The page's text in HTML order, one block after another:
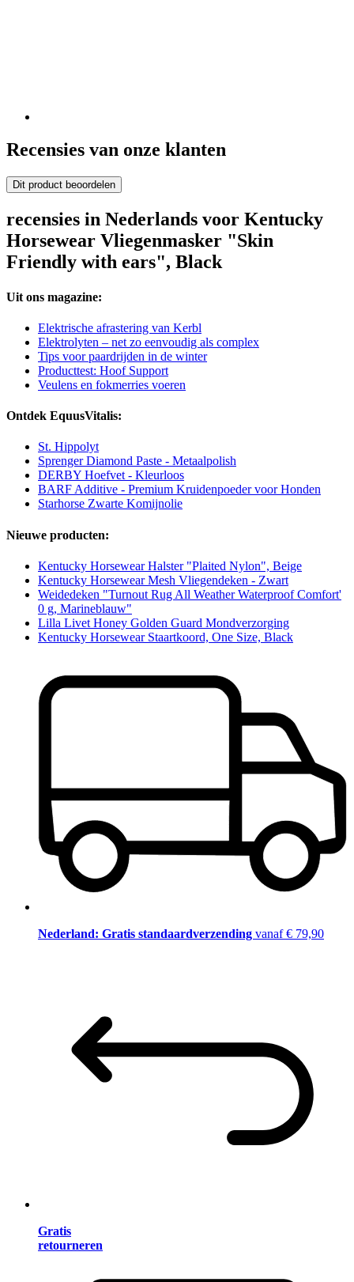
Recensies van onze klanten
Dit product beoordelen
recensies in Nederlands voor Kentucky
Horsewear Vliegenmasker "Skin
Friendly with ears", Black
Uit ons magazine:
Elektrische afrastering van Kerbl
Elektrolyten – net zo eenvoudig als complex
Tips voor paardrijden in de winter
Producttest: Hoof Support
Veulens en fokmerries voeren
Ontdek EquusVitalis:
St. Hippolyt
Sprenger Diamond Paste - Metaalpolish
DERBY Hoefvet - Kleurloos
BARF Additive - Premium Kruidenpoeder voor Honden
Starhorse Zwarte Komijnolie
Nieuwe producten:
Kentucky Horsewear Halster "Plaited Nylon", Beige
Kentucky Horsewear Mesh Vliegendeken - Zwart
Weidedeken "Turnout Rug All Weather Waterproof Comfort'
0 g, Marineblauw"
Lilla Livet Honey Golden Guard Mondverzorging
Kentucky Horsewear Staartkoord, One Size, Black
Nederland: Gratis standaardverzending vanaf € 79,90
Gratis
retourneren